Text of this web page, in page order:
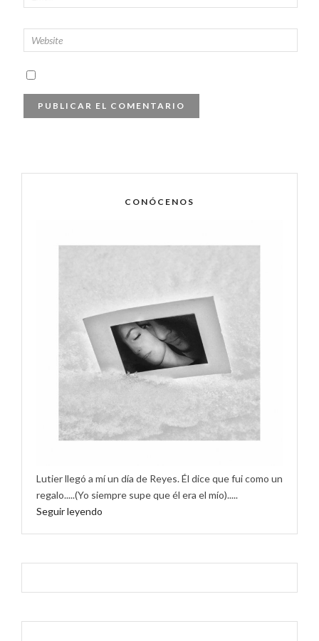
CONÓCENOS
Lutier llegó a mí un día de Reyes. Él dice que fui como un
regalo.....(Yo siempre supe que él era el mío).....
Seguir leyendo